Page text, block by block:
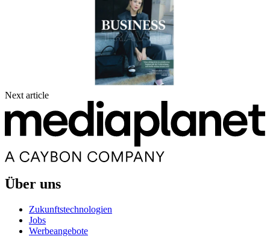
Next article
Über uns
Zukunftstechnologien
Jobs
Werbeangebote